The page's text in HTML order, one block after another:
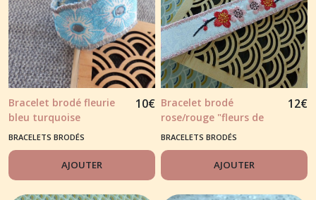
Bracelet brodé fleurie
bleu turquoise
10€
BRACELETS BRODÉS
AJOUTER
Bracelet brodé
rose/rouge "fleurs de
cerisier"
12€
BRACELETS BRODÉS
AJOUTER